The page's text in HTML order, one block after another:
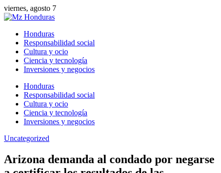
viernes, agosto 7
Honduras
Responsabilidad social
Cultura y ocio
Ciencia y tecnología
Inversiones y negocios
Honduras
Responsabilidad social
Cultura y ocio
Ciencia y tecnología
Inversiones y negocios
Uncategorized
Arizona demanda al condado por negarse